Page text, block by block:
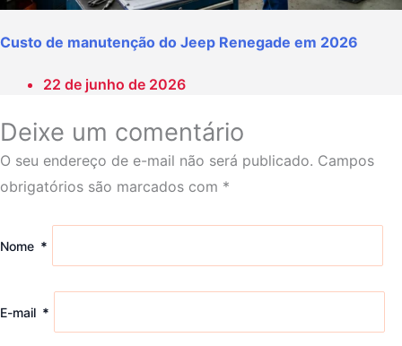
Custo de manutenção do Jeep Renegade em 2026
22 de junho de 2026
Deixe um comentário
O seu endereço de e-mail não será publicado. Campos
obrigatórios são marcados com *
Nome *
E-mail *